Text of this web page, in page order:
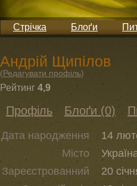
Стрічка Блоґи
Андрій Щипілов
(Редагувати профіль)
Рейтинг 4,9
Профіль Блоґи (0)
Дата народження
14
Місто
Зареєстрованний
20